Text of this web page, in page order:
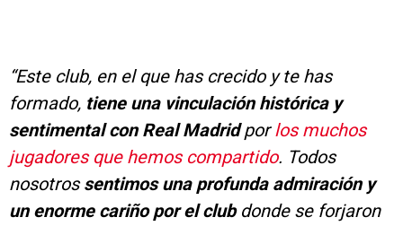
“Este club, en el que has crecido y te has
formado, tiene una vinculación histórica y
sentimental con Real Madridporlos muchos
jugadores que hemos compartido. Todos
nosotrossentimos una profunda admiración y
un enorme cariño por el clubdonde se forjaron